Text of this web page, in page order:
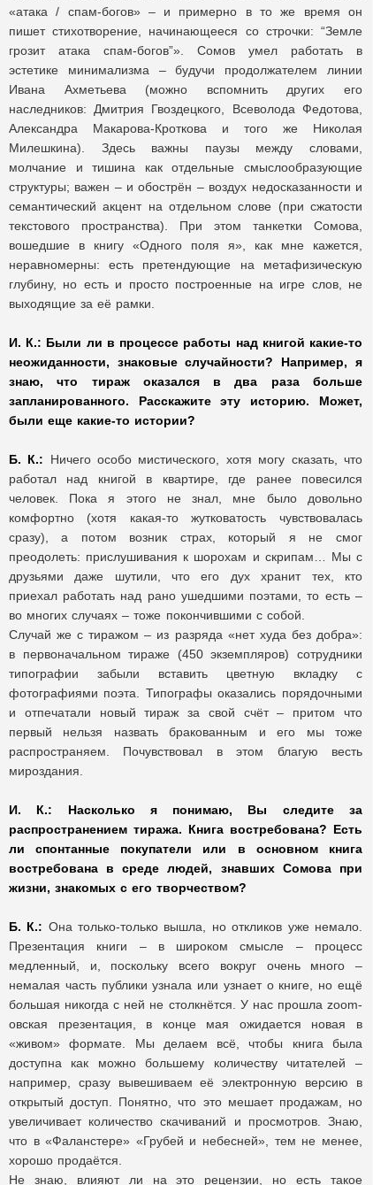
«атака / спам-богов» – и примерно в то же время он
пишет стихотворение, начинающееся со строчки: “Земле
грозит атака спам-богов”». Сомов умел работать в
эстетике минимализма – будучи продолжателем линии
Ивана Ахметьева (можно вспомнить других его
наследников: Дмитрия Гвоздецкого, Всеволода Федотова,
Александра Макарова-Кроткова и того же Николая
Милешкина). Здесь важны паузы между словами,
молчание и тишина как отдельные смыслообразующие
структуры; важен – и обострён – воздух недосказанности и
семантический акцент на отдельном слове (при сжатости
текстового пространства). При этом танкетки Сомова,
вошедшие в книгу «Одного поля я», как мне кажется,
неравномерны: есть претендующие на метафизическую
глубину, но есть и просто построенные на игре слов, не
выходящие за её рамки.
И. К.: Были ли в процессе работы над книгой какие-то
неожиданности, знаковые случайности? Например, я
знаю, что тираж оказался в два раза больше
запланированного. Расскажите эту историю. Может,
были еще какие-то истории?
Б. К.: Ничего особо мистического, хотя могу сказать, что
работал над книгой в квартире, где ранее повесился
человек. Пока я этого не знал, мне было довольно
комфортно (хотя какая-то жутковатость чувствовалась
сразу), а потом возник страх, который я не смог
преодолеть: прислушивания к шорохам и скрипам… Мы с
друзьями даже шутили, что его дух хранит тех, кто
приехал работать над рано ушедшими поэтами, то есть –
во многих случаях – тоже покончившими с собой.
Случай же с тиражом – из разряда «нет худа без добра»:
в первоначальном тираже (450 экземпляров) сотрудники
типографии забыли вставить цветную вкладку с
фотографиями поэта. Типографы оказались порядочными
и отпечатали новый тираж за свой счёт – притом что
первый нельзя назвать бракованным и его мы тоже
распространяем. Почувствовал в этом благую весть
мироздания.
И. К.:
Насколько я понимаю, Вы следите за
распространением тиража. Книга востребована? Есть
ли спонтанные покупатели или в основном книга
востребована в среде людей, знавших Сомова при
жизни, знакомых с его творчеством?
Б. К.: Она только-только вышла, но откликов уже немало.
Презентация книги – в широком смысле – процесс
медленный, и, поскольку всего вокруг очень много –
немалая часть публики узнала или узнает о книге, но ещё
большая никогда с ней не столкнётся. У нас прошла zoom-
овская презентация, в конце мая ожидается новая в
«живом» формате. Мы делаем всё, чтобы книга была
доступна как можно большему количеству читателей –
например, сразу вывешиваем её электронную версию в
открытый доступ. Понятно, что это мешает продажам, но
увеличивает количество скачиваний и просмотров. Знаю,
что в «Фаланстере» «Грубей и небесней», тем не менее,
хорошо продаётся.
Не знаю, влияют ли на это рецензии, но есть такое